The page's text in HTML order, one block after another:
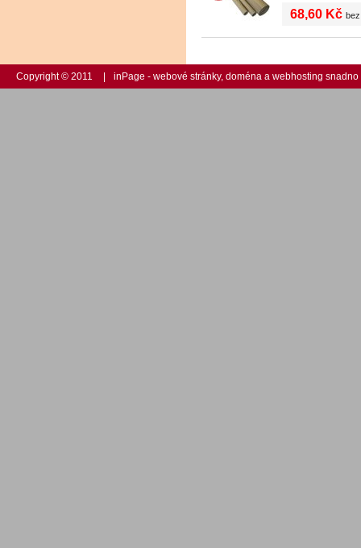
68,60 Kč
Copyright © 2011 | inPage - webové stránky, doména a webhosting snadno